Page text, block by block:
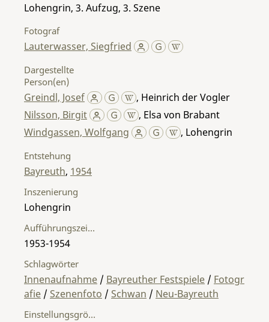
Lohengrin, 3. Aufzug, 3. Szene
Fotograf
Lauterwasser, Siegfried
Dargestellte
Person(en)
Greindl, Josef , Heinrich der Vogler
Nilsson, Birgit
, Elsa von Brabant
Windgassen, Wolfgang
, Lohengrin
Entstehung
Bayreuth, 1954
Einstellungsgröße
Inszenierung
Lohengrin
Aufführungszeitraum
1953-1954
Schlagwörter
Innenaufnahme / Bayreuther Festspiele / Fotogr
afie / Szenenfoto / Schwan / Neu-Bayreuth